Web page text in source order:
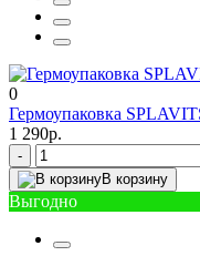
0
Гермоупаковка
1 290р.
-
В корзину
Выгодно